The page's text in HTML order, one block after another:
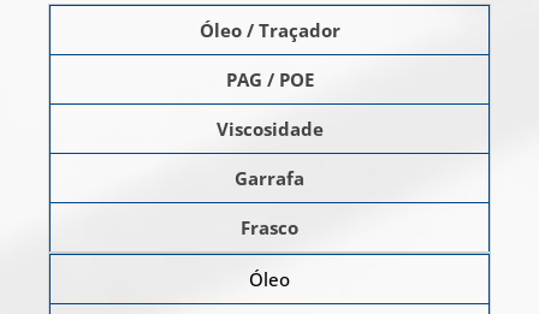
Óleo / Traçador
PAG / POE
Viscosidade
Garrafa
Frasco
Óleo